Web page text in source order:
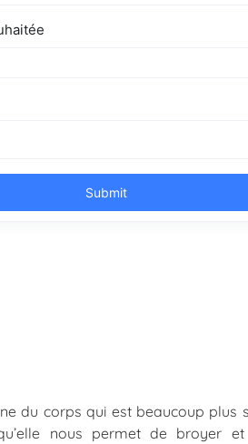
du corps qui est beaucoup plus
nous permet de broyer